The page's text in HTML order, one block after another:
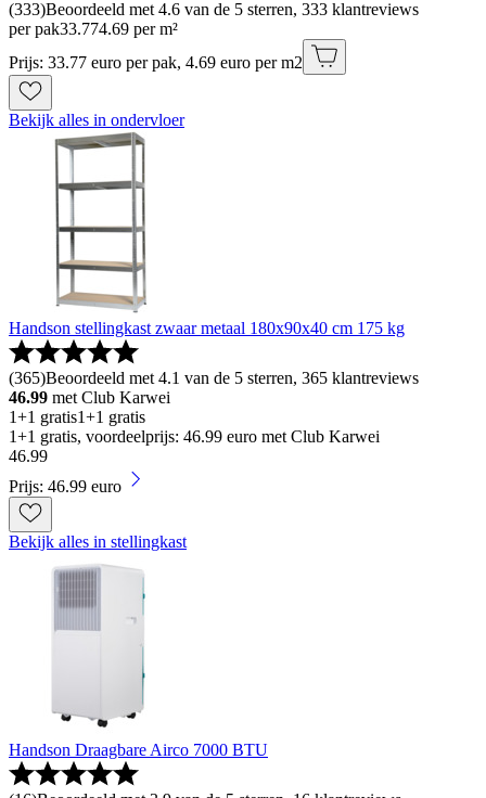
(333)Beoordeeld met 4.6 van de 5 sterren, 333 klantreviews
per pak33.774.69 per m²
Prijs: 33.77 euro per pak, 4.69 euro per m2
Bekijk alles in ondervloer
Handson stellingkast zwaar metaal 180x90x40 cm 175 kg
(365)Beoordeeld met 4.1 van de 5 sterren, 365 klantreviews
46.99 met Club Karwei
1+1 gratis1+1 gratis
1+1 gratis, voordeelprijs: 46.99 euro met Club Karwei
46.99
Prijs: 46.99 euro
Bekijk alles in stellingkast
Handson Draagbare Airco 7000 BTU